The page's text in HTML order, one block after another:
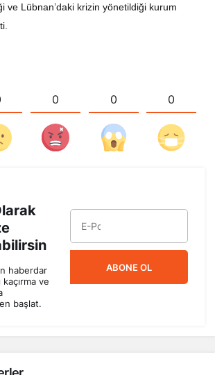
ve Lübnan’daki krizin yönetildiği kurum
0 0 0
haberdar
kaçırma ve
başlat.
ABONE OL